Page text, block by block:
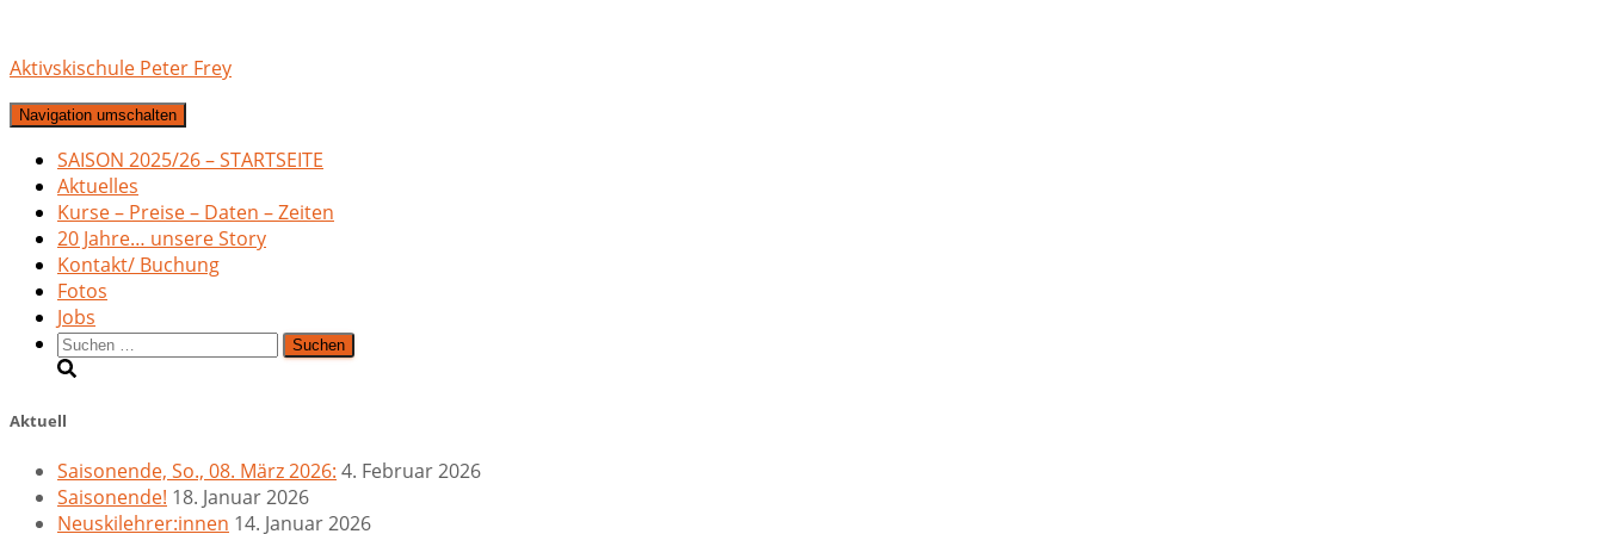
Aktivskischule Peter Frey
Navigation umschalten
SAISON 2025/26 – STARTSEITE
Aktuelles
Kurse – Preise – Daten – Zeiten
20 Jahre… unsere Story
Kontakt/ Buchung
Fotos
Jobs
Suchen
nach:
Aktuell
Saisonende, So., 08. März 2026: 4. Februar 2026
Saisonende! 18. Januar 2026
Neuskilehrer:innen 14. Januar 2026